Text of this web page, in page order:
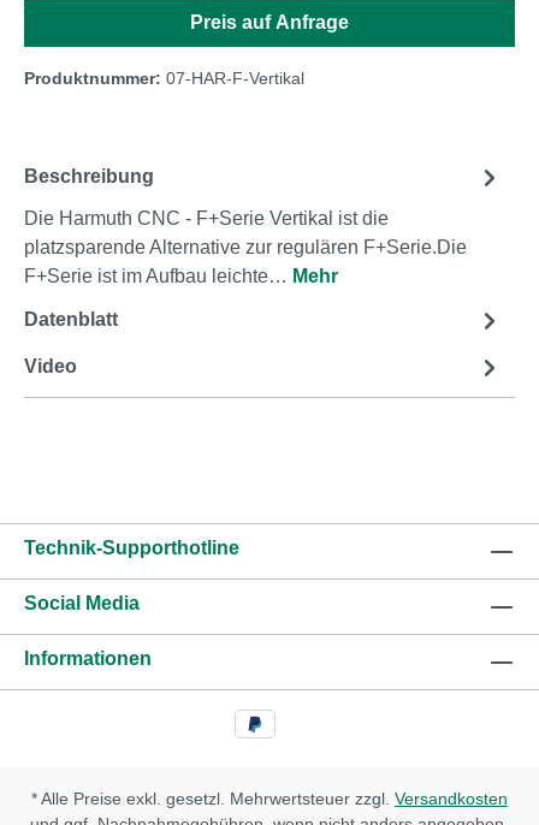
Preis auf Anfrage
Produktnummer: 07-HAR-F-Vertikal
Beschreibung
Die Harmuth CNC - F+Serie Vertikal ist die
platzsparende Alternative zur regulären F+Serie.Die
F+Serie ist im Aufbau leichte… Mehr
Datenblatt
Video
Technik-Supporthotline
Social Media
Informationen
* Alle Preise exkl. gesetzl. Mehrwertsteuer zzgl. Versandkosten